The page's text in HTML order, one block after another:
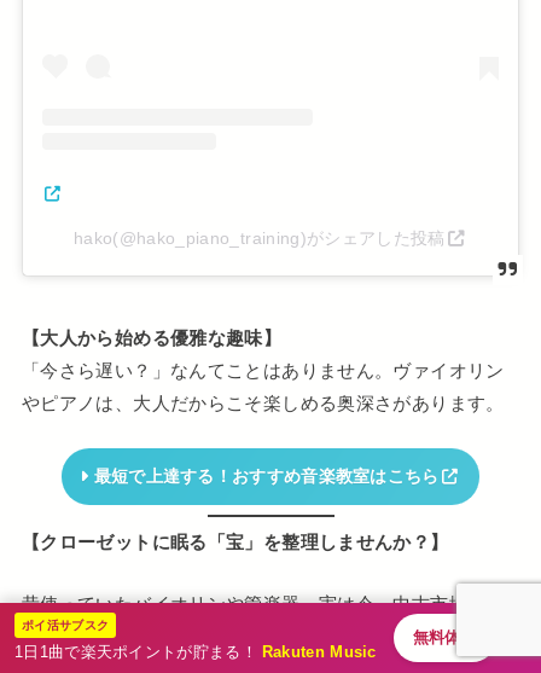
ポイ活サブスク
1日1曲で楽天ポイントが貯まる！ Rakuten Music
無料体験
hako(@hako_piano_training)がシェアした投稿
【大人から始める優雅な趣味】
「今さら遅い？」なんてことはありません。ヴァイオリン
やピアノは、大人だからこそ楽しめる奥深さがあります。
最短で上達する！おすすめ音楽教室はこちら
【クローゼットに眠る「宝」を整理しませんか？】
昔使っていたバイオリンや管楽器。実は今、中古市場で需
要が高まっています。